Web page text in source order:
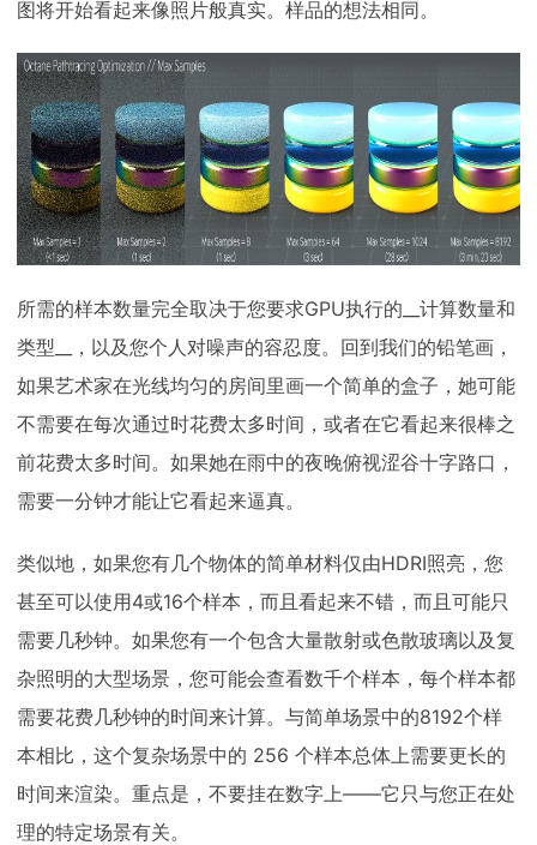
图将开始看起来像照片般真实。样品的想法相同。
所需的样本数量完全取决于您要求GPU执行的__计算数量和
类型__，以及您个人对噪声的容忍度。回到我们的铅笔画，
如果艺术家在光线均匀的房间里画一个简单的盒子，她可能
不需要在每次通过时花费太多时间，或者在它看起来很棒之
前花费太多时间。如果她在雨中的夜晚俯视涩谷十字路口，
需要一分钟才能让它看起来逼真。
类似地，如果您有几个物体的简单材料仅由HDRI照亮，您
甚至可以使用4或16个样本，而且看起来不错，而且可能只
需要几秒钟。如果您有一个包含大量散射或色散玻璃以及复
杂照明的大型场景，您可能会查看数千个样本，每个样本都
需要花费几秒钟的时间来计算。与简单场景中的8192个样
本相比，这个复杂场景中的 256 个样本总体上需要更长的
时间来渲染。重点是，不要挂在数字上——它只与您正在处
理的特定场景有关。